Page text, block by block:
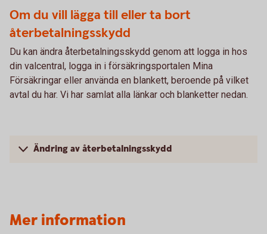
Om du vill lägga till eller ta bort
återbetalningsskydd
Du kan ändra återbetalningsskydd genom att logga in hos
din valcentral, logga in i försäkringsportalen Mina
Försäkringar eller använda en blankett, beroende på vilket
avtal du har. Vi har samlat alla länkar och blanketter nedan.
Ändring av återbetalningsskydd
Mer information